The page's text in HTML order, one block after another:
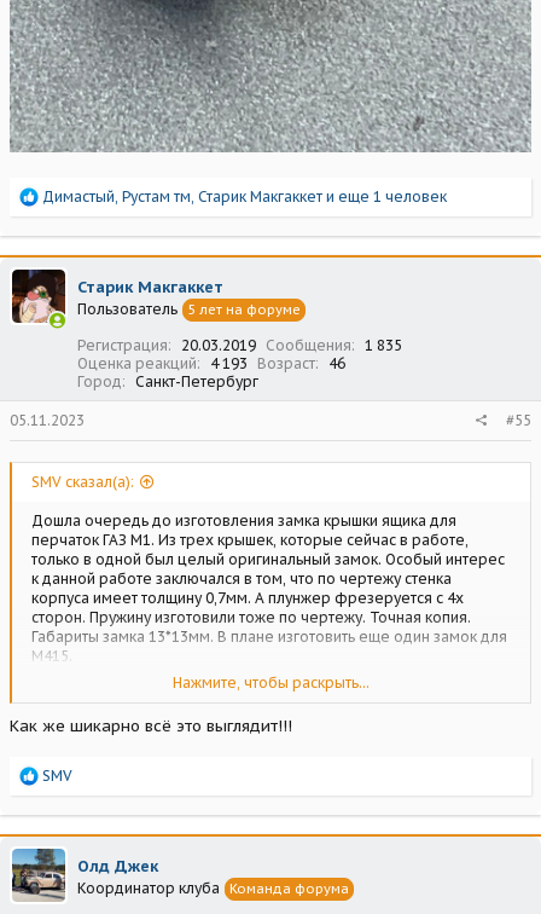
Р
а
к
ц
и
и
Димастый Рустам тм Старик Макгаккет и еще 1 человек
Старик Макгаккет
Пользователь 5 лет на форуме
Регистрация 20.03.2019 Сообщения
1 835
Оценка реакций
4 193 Возраст
46
Город
Санкт-Петербург
05.11.2023 #55
SMV сказал(а):
Дошла очередь до изготовления замка крышки ящика для
перчаток ГАЗ М1. Из трех крышек, которые сейчас в работе,
только в одной был целый оригинальный замок. Особый интерес
к данной работе заключался в том, что по чертежу стенка
корпуса имеет толщину 0,7мм. А плунжер фрезеруется с 4х
сторон. Пружину изготовили тоже по чертежу. Точная копия.
Габариты замка 13*13мм. В плане изготовить еще один замок для
М415.
210599Посмотреть вложение 210600
Нажмите, чтобы раскрыть...
Как же шикарно всё это выглядит!!!
Р
а
к
ц
и
и
SMV
Олд Джек
Координатор клуба Команда форума